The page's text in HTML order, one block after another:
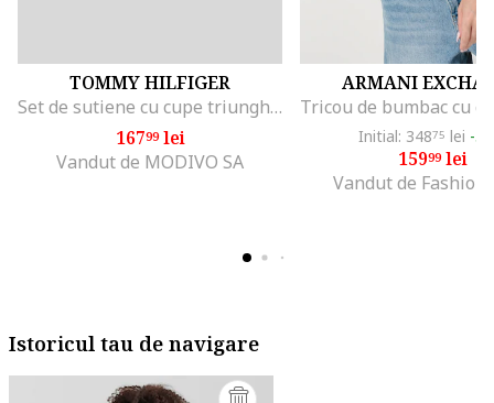
TOMMY HILFIGER
Set de sutiene cu cupe triunghiulare si detaliu logo - 3 perechi, Alb/Negru/Gri melange
16799lei
Vandut de MODIVO SA
ARMANI
Initial: 34875 lei -
15999lei
Vandut de Fashion
Istoricul tau de navigare